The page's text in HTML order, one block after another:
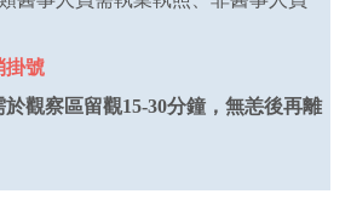
掛號
於觀察區留觀15-30分鐘，無恙後再離